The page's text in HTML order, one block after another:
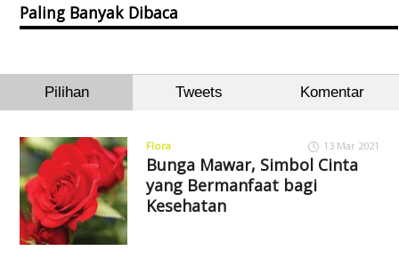
Paling Banyak Dibaca
Pilihan Tweets Komentar
Flora 13 Mar 2021
Bunga Mawar, Simbol Cinta
yang Bermanfaat bagi
Kesehatan